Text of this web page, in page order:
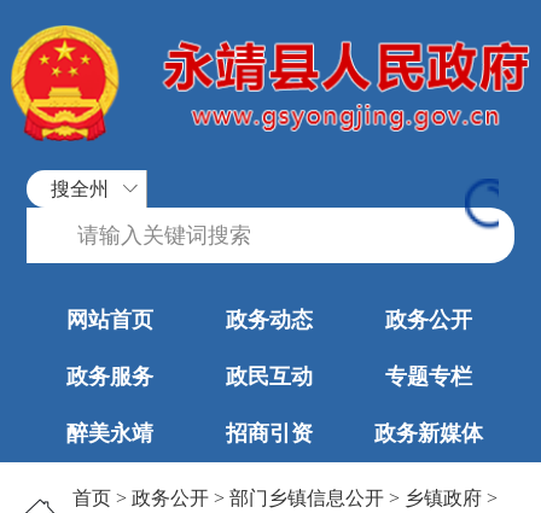
搜全州
网站首页 政务动态 政务公开
政务服务 政民互动 专题专栏
醉美永靖 招商引资 政务新媒体
首页 > 政务公开 > 部门乡镇信息公开 > 乡镇政府 >